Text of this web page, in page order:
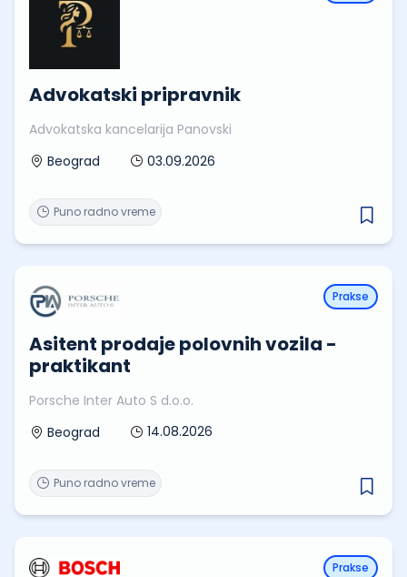
Advokatski pripravnik
Advokatska kancelarija Panovski
Beograd
03.09.2026
Puno radno vreme
Prakse
Asitent prodaje polovnih vozila -
praktikant
Porsche Inter Auto S d.o.o.
Beograd
14.08.2026
Puno radno vreme
Prakse